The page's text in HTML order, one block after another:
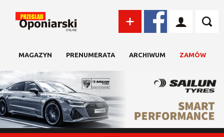
MAGAZYN PRENUMERATA ARCHIWUM ZAMÓW